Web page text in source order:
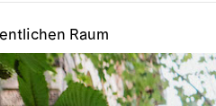
Raum